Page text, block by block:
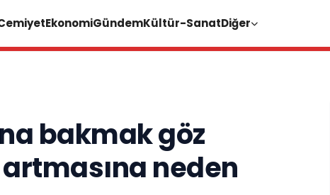
EkonomiGündemKültür-SanatDiğer
bakmak göz
artmasına neden